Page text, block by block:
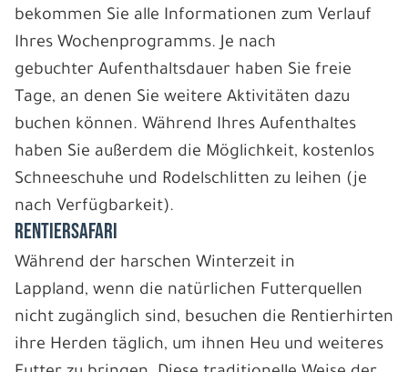
bekommen Sie alle Informationen zum Verlauf
Ihres Wochenprogramms. Je nach
gebuchter Aufenthaltsdauer haben Sie freie
Tage, an denen Sie weitere Aktivitäten dazu
buchen können. Während Ihres Aufenthaltes
haben Sie außerdem die Möglichkeit, kostenlos
Schneeschuhe und Rodelschlitten zu leihen (je
nach Verfügbarkeit).
RENTIERSAFARI
Während der harschen Winterzeit in
Lappland, wenn die natürlichen Futterquellen
nicht zugänglich sind, besuchen die Rentierhirten
ihre Herden täglich, um ihnen Heu und weiteres